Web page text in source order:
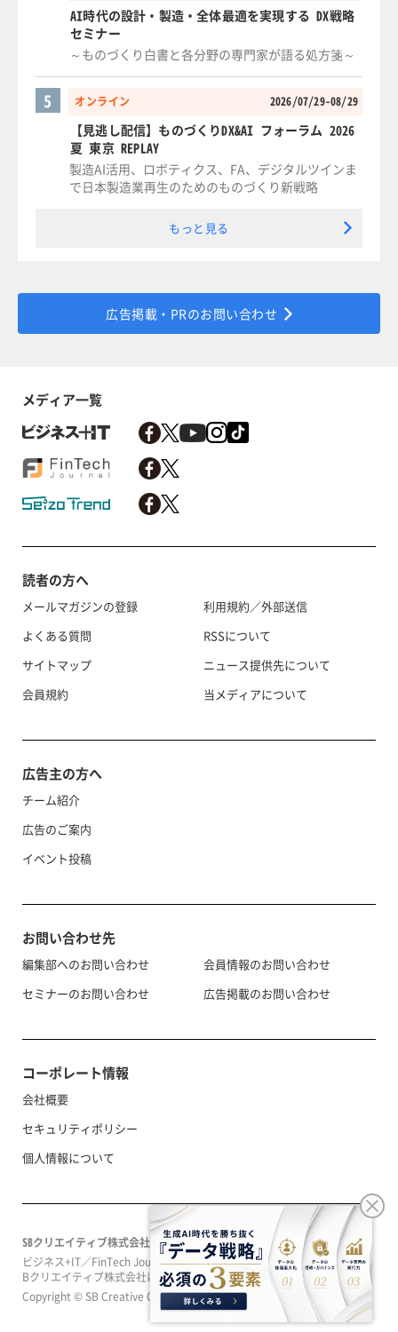
AI時代の設計・製造・全体最適を実現する DX戦略
セミナー
～ものづくり白書と各分野の専門家が語る処方箋～
オンライン 2026/07/29-08/29
5
【見逃し配信】ものづくりDX&AI フォーラム 2026
夏 東京 REPLAY
製造AI活用、ロボティクス、FA、デジタルツインま
で日本製造業再生のためのものづくり新戦略
もっと見る
広告掲載・PRのお問い合わせ
メディア一覧
読者の方へ
メールマガジンの登録
よくある質問
サイトマップ
会員規約
利用規約／外部送信
RSSについて
ニュース提供先について
当メディアについて
広告主の方へ
チーム紹介
広告のご案内
イベント投稿
お問い合わせ先
編集部へのお問い合わせ
セミナーのお問い合わせ
会員情報のお問い合わせ
広告掲載のお問い合わせ
コーポレート情報
会社概要
セキュリティポリシー
個人情報について
SBクリエイティブ株式会社
ビジネス+IT／FinTech Journal／SeizoTrendはソフトバンクグループのS
Bクリエイティブ株式会社によって運営されています。
Copyright © SB Creative Corp. All rights reserved.